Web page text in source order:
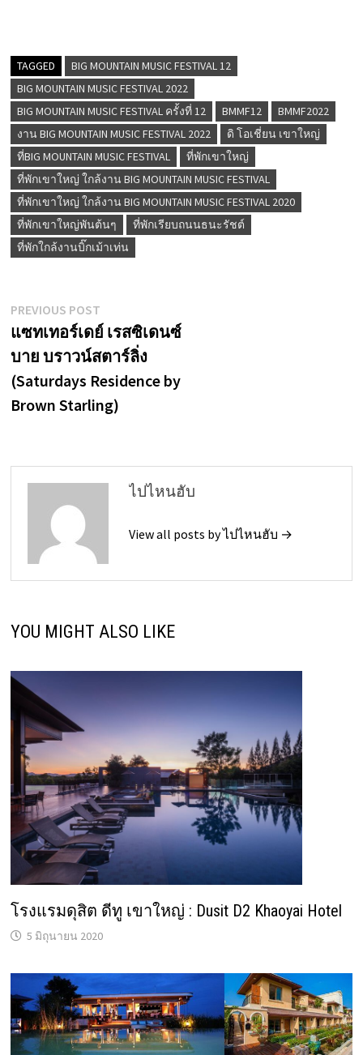
TAGGED
BIG MOUNTAIN MUSIC FESTIVAL 12
BIG MOUNTAIN MUSIC FESTIVAL 2022
BIG MOUNTAIN MUSIC FESTIVAL ครั้งที่ 12
BMMF12
BMMF2022
งาน BIG MOUNTAIN MUSIC FESTIVAL 2022
ดิ โอเชี่ยน เขาใหญ่
ที่BIG MOUNTAIN MUSIC FESTIVAL
ที่พักเขาใหญ่
ที่พักเขาใหญ่ ใกล้งาน BIG MOUNTAIN MUSIC FESTIVAL
ที่พักเขาใหญ่ ใกล้งาน BIG MOUNTAIN MUSIC FESTIVAL 2020
ที่พักเขาใหญ่พันต้นๆ
ที่พักเรียบถนนธนะรัชต์
ที่พักใกล้งานบิ๊กเม้าเท่น
แนะแนว
เรื่อง
PREVIOUS POSTPrevious
post:
แซทเทอร์เดย์ เรสซิเดนซ์
บาย บราวน์สตาร์ลิ่ง
(Saturdays Residence by
Brown Starling)
ไปไหนฮับ
View all posts by ไปไหนฮับ →
YOU MIGHT ALSO LIKE
โรงแรมดุสิต ดีทู เขาใหญ่ : Dusit D2 Khaoyai Hotel
5 มิถุนายน 2020